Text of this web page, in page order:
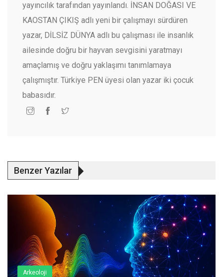
yayıncılık tarafından yayınlandı. İNSAN DOĞASI VE
KAOSTAN ÇIKIŞ adlı yeni bir çalışmayı sürdüren
yazar, DİLSİZ DÜNYA adlı bu çalışması ile insanlık
ailesinde doğru bir hayvan sevgisini yaratmayı
amaçlamış ve doğru yaklaşımı tanımlamaya
çalışmıştır. Türkiye PEN üyesi olan yazar iki çocuk
babasıdır.
Benzer Yazılar
Arkeoloji